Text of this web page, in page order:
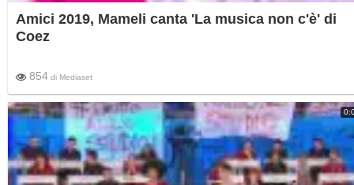
Amici 2019, Mameli canta 'La musica non c'è' di
Coez
854 di Mediaset